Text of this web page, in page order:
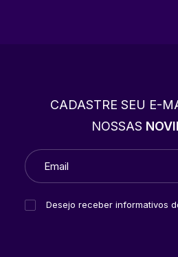
CADASTRE SEU E-
NOSSAS
Desejo receber informativos